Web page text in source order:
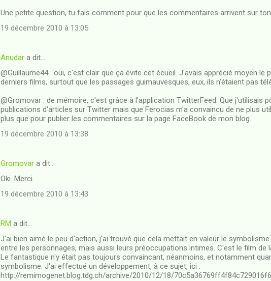
Une petite question, tu fais comment pour que les commentaires arrivent sur
19 décembre 2010 à 13:05
Anudar a dit…
@Guillaume44 : oui, c'est clair que ça évite cet écueil. J'avais apprécié moyen le
derniers films, surtout que les passages guimauvesques, eux, ils n'étaient pas
@Gromovar : de mémoire, c'est grâce à l'application TwitterFeed. Que j'utilisais
publications d'articles sur Twitter mais que Ferocias m'a convaincu de ne plus
plus que pour publier les commentaires sur la page FaceBook de mon blog.
19 décembre 2010 à 13:38
Gromovar a dit…
Oki. Merci.
19 décembre 2010 à 13:43
RM a dit…
J'ai bien aimé le peu d'action, j'ai trouvé que cela mettait en valeur le
entre les personnages, mais aussi leurs préoccupations intimes. C'est le film de
Le fantastique n'y était pas toujours convaincant, néanmoins, et notamment
symbolisme. J'ai effectué un développement, à ce sujet, ici :
http://remimogenet.blog.tdg.ch/archive/2010/12/18/